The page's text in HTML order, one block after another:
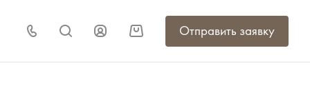
Отправить заявку